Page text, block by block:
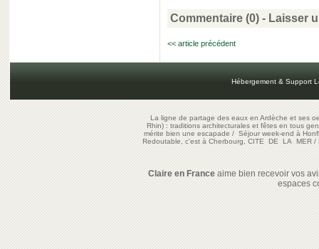
Commentaire (0) - Laisser
<< article précédent
Hébergement & Support
La ligne de partage des eaux en Ardèche et ses
Rhin) : traditions architecturales et fêtes en tous
mérite bien une escapade/Séjour week-end à
Redoutable, c'est à Cherbourg, CITE DE LA MER/
Claire en Franceaime bien recevoir vos
espaces